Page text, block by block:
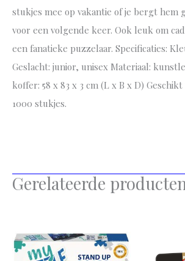
stukjes mee op vakantie of je bergt hem
voor een volgende keer. Ook leuk om
een fanatieke puzzelaar. Specificaties:
Geslacht: junior, unisex Materiaal:
koffer: 58 x 83 x 3 cm (L x B x D)
1000 stukjes.
Gerelateerde